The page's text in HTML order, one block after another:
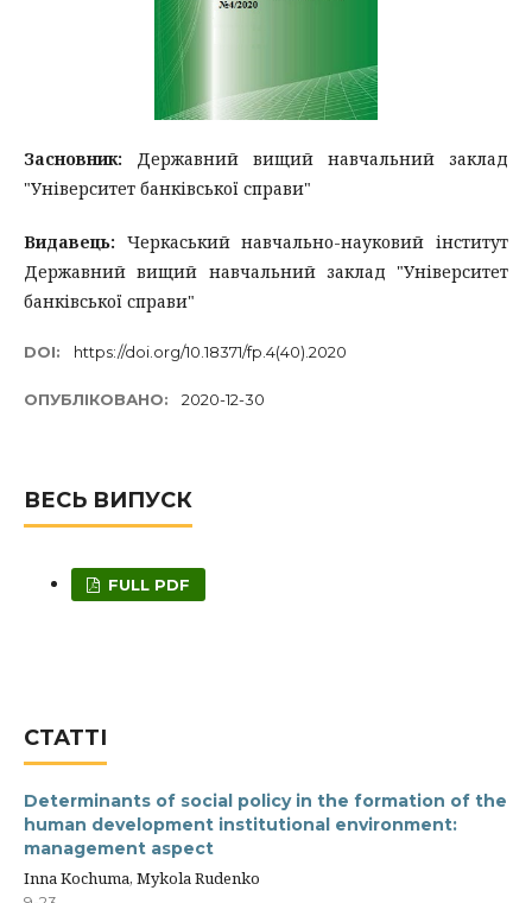
Засновник: Державний вищий навчальний заклад
"Університет банківської справи"
Видавець: Черкаський навчально-науковий інститут
Державний вищий навчальний заклад "Університет
банківської справи"
DOI: https://doi.org/10.18371/fp.4(40).2020
ОПУБЛІКОВАНО: 2020-12-30
ВЕСЬ ВИПУСК
FULL PDF
СТАТТІ
Determinants of social policy in the formation of the
human development institutional environment:
management aspect
Inna Kochuma, Mykola Rudenko